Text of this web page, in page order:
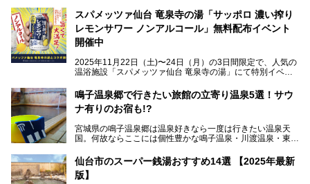
を利用したサウナも新設され、温泉ファン・サウナ―双方に
注目のスポットです。
特筆すべきは、館内で完結する圧倒的な「湯めぐり」のバリ
エーション。“温泉のデパート”・“東の横綱”と称される鳴子
温泉郷の中でも、3本の異なる自家源泉を使い分けるその実
力は折り紙付き。実際に宿泊した筆者が、“温泉”を中心にそ
の全貌を詳細レビューします！
スパメッツァ仙台 竜泉寺の湯「サッポロ 濃い搾り
レモンサワー ノンアルコール」無料配布イベント
開催中
2025年11月22日（土)〜24日（月）の3日間限定で、人気の
温浴施設「スパメッツァ仙台 竜泉寺の湯」にて特別イベン
「サッポロ 濃い搾りレモンサワー ノンアルコール」を無料
配布します。さらにSNS投稿で「サッポロ 濃い搾りグレフ
ルサワー ノンアルコール」もプレゼント。湯上がりにぴっ
ー
鳴子温泉郷で行きたい旅館の立寄り温泉5選！サウ
ナ有りのお宿も!?
宮城県の鳴子温泉郷は温泉好きなら一度は行きたい温泉天
国。何故ならここには個性豊かな鳴子温泉・川渡温泉・東鳴
硫黄泉、塩化物泉、硫酸塩泉、炭酸水素塩泉などと多様な泉
質がそろっているからです。
仙台市のスーパー銭湯おすすめ14選 【2025年最新
版】